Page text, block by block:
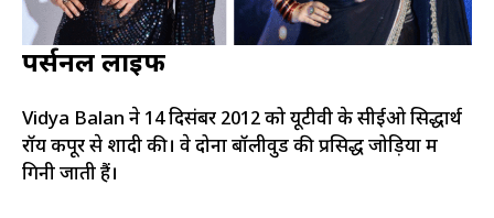
पर्सनल लाइफ
Vidya Balan ने 14 दिसंबर 2012 को यूटीवी के सीईओ सिद्धार्थ
रॉय कपूर से शादी की। वे दोनों बॉलीवुड की प्रसिद्ध जोड़ियों में
गिनी जाती हैं।